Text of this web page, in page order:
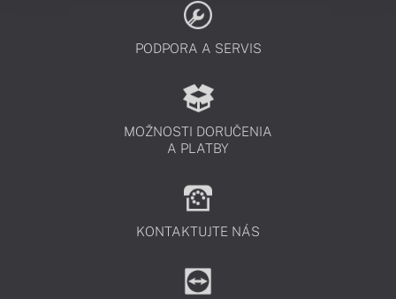
PODPORA A SERVIS
MOŽNOSTI DORUČENIA
A PLATBY
KONTAKTUJTE NÁS